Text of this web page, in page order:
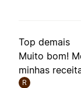
Top demais
Muito bom!
minhas
R